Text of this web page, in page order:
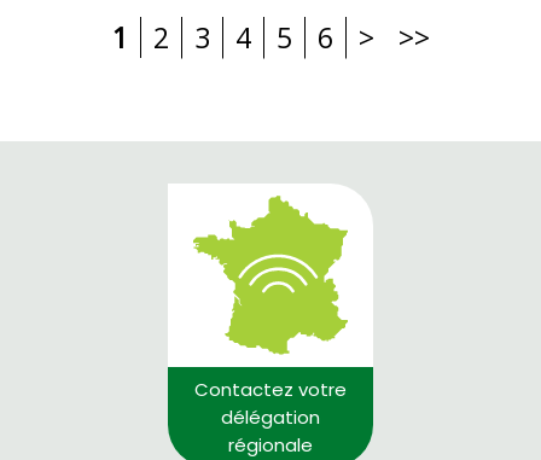
1 2 3 4 5 6 > >>
Contactez votre
délégation
régionale